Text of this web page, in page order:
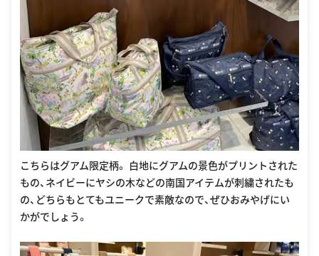
こちらはグアム限定柄。 白地にグアムの景色がプリントされた
もの、ネイビーにヤシの木などの南国アイテムが刺繍されたも
の、どちらもとてもユニークで素敵なので、ぜひおみやげにい
かがでしょう。